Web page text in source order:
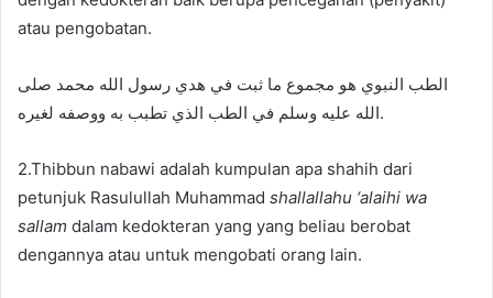
atau pengobatan.
الطب النبوي هو مجموع ما ثبت في هدي رسول الله محمد صلى
الله عليه وسلم في الطب الذي تطبب به ووصفه لغيره.
2.Thibbun nabawi adalah kumpulan apa shahih dari
petunjuk Rasulullah Muhammad shallallahu ‘alaihi wa
sallam dalam kedokteran yang yang beliau berobat
dengannya atau untuk mengobati orang lain.